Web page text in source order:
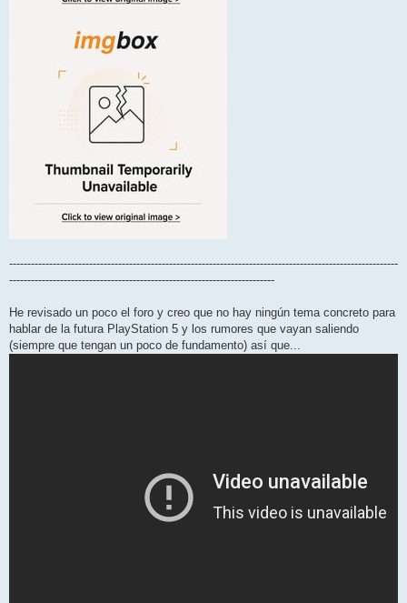
-----------------------------------------------------------------------------------------------------------
-------------------------------------------------------------------------
He revisado un poco el foro y creo que no hay ningún tema concreto para
hablar de la futura PlayStation 5 y los rumores que vayan saliendo
(siempre que tengan un poco de fundamento) así que...